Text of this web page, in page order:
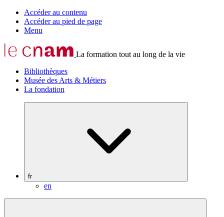
Accéder au contenu
Accéder au pied de page
Menu
La formation tout au long de la vie
Bibliothèques
Musée des Arts & Métiers
La fondation
fr
en